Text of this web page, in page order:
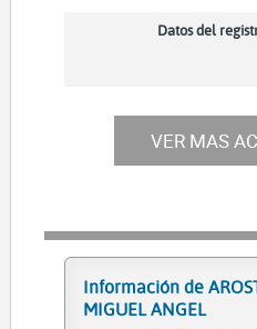
Datos del
VER MAS
Información de
MIGUEL ANGEL